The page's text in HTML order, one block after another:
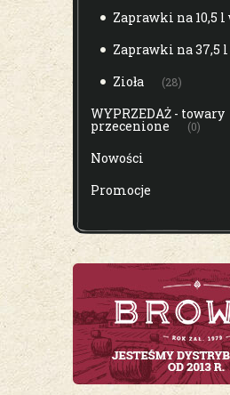
Zaprawki na 10,5
Zaprawki na 37,5
Zioła (28)
WYPRZEDAŻ - towary
przecenione (0)
Nowości
Promocje